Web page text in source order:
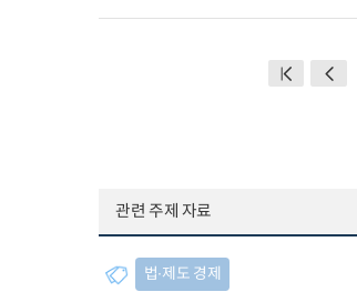
관련 주제 자료
법∙제도 경제